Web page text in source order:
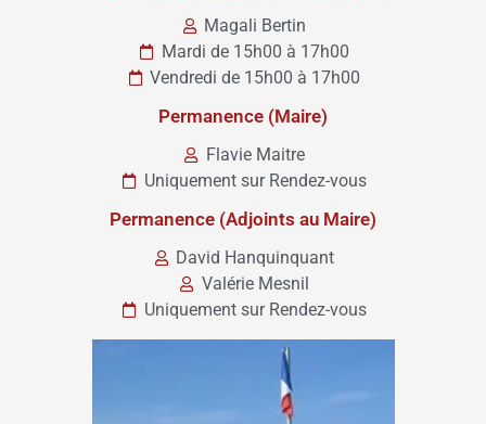
Magali Bertin
Mardi de 15h00 à 17h00
Vendredi de 15h00 à 17h00
Permanence (Maire)
Flavie Maitre
Uniquement sur Rendez-vous
Permanence (Adjoints au Maire)
David Hanquinquant
Valérie Mesnil
Uniquement sur Rendez-vous